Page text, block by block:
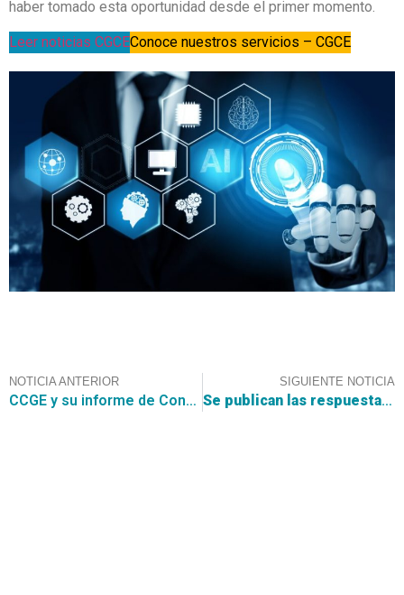
haber tomado esta oportunidad desde el primer momento.
Leer noticias CGCEConoce nuestros servicios – CGCE
NOTICIA ANTERIOR
CCGE y su informe de Convenio Marco para Artículos de Escritorio y Papelería
SIGUIENTE NOTICIA
Se publican las respuestas del Convenio Marco de Artículos de Escritorio y Papelería